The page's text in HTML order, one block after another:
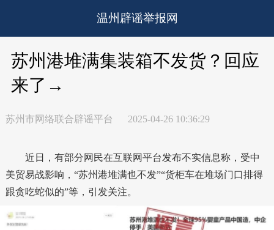
温州辟谣举报网
苏州港堆满集装箱不发货？回应
来了→
苏州市网络联合辟谣平台 2025-04-26 10:36:29
近日，有部分网民在互联网平台发布不实信息称，受中
美贸易战影响，“苏州港堆满也不发”“货柜车在堆场门口排得
跟贪吃蛇似的”等，引发关注。